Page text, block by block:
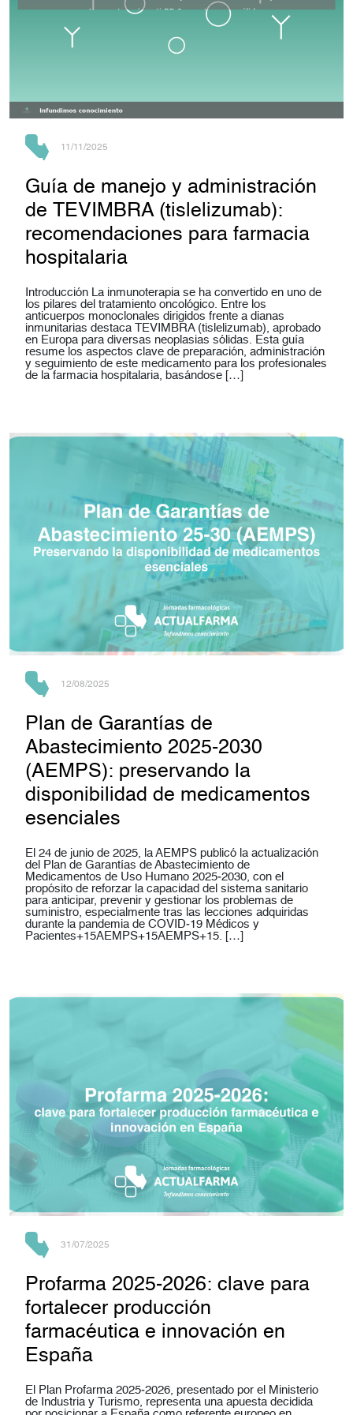
11/11/2025
Guía de manejo y administración
de TEVIMBRA (tislelizumab):
recomendaciones para farmacia
hospitalaria
Introducción La inmunoterapia se ha convertido en uno de
los pilares del tratamiento oncológico. Entre los
anticuerpos monoclonales dirigidos frente a dianas
inmunitarias destaca TEVIMBRA (tislelizumab), aprobado
en Europa para diversas neoplasias sólidas. Esta guía
resume los aspectos clave de preparación, administración
y seguimiento de este medicamento para los profesionales
de la farmacia hospitalaria, basándose […]
12/08/2025
Plan de Garantías de
Abastecimiento 2025-2030
(AEMPS): preservando la
disponibilidad de medicamentos
esenciales
El 24 de junio de 2025, la AEMPS publicó la actualización
del Plan de Garantías de Abastecimiento de
Medicamentos de Uso Humano 2025‑2030, con el
propósito de reforzar la capacidad del sistema sanitario
para anticipar, prevenir y gestionar los problemas de
suministro, especialmente tras las lecciones adquiridas
durante la pandemia de COVID‑19 Médicos y
Pacientes+15AEMPS+15AEMPS+15. […]
31/07/2025
Profarma 2025‑2026: clave para
fortalecer producción
farmacéutica e innovación en
España
El Plan Profarma 2025‑2026, presentado por el Ministerio
de Industria y Turismo, representa una apuesta decidida